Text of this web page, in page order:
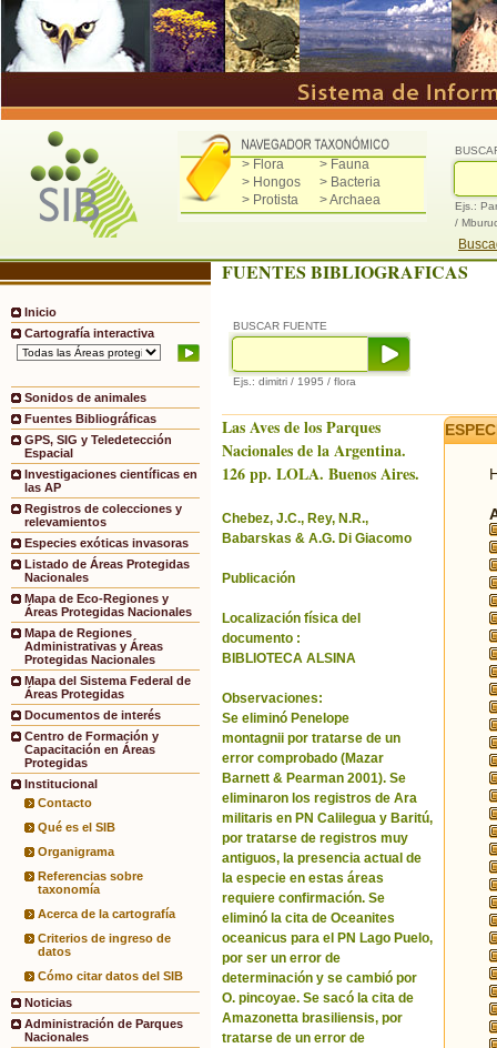
> Flora
> Fauna
> Hongos
> Bacteria
> Protista
> Archaea
Ejs.:
/
Inicio
Cartografía interactiva
Sonidos de animales
Fuentes Bibliográficas
GPS, SIG y Teledetección
Espacial
Investigaciones científicas en
las AP
Registros de colecciones y
relevamientos
Especies exóticas invasoras
Listado de Áreas Protegidas
Nacionales
Mapa de Eco-Regiones y
Áreas Protegidas Nacionales
Mapa de Regiones
Administrativas y Áreas
Protegidas Nacionales
Mapa del Sistema Federal de
Áreas Protegidas
Documentos de interés
Centro de Formación y
Capacitación en Áreas
Protegidas
Institucional
Contacto
Qué es el SIB
Organigrama
Referencias sobre
taxonomía
Acerca de la cartografía
Criterios de ingreso de
datos
Cómo citar datos del SIB
Noticias
Administración de Parques
Nacionales
FUENTES BIBLIOGRAFICAS
BUSCAR FUENTE
Ejs.: dimitri / 1995 / flora
Las Aves de los Parques
Nacionales de la Argentina.
126 pp. LOLA. Buenos Aires.
Chebez, J.C., Rey, N.R.,
Babarskas & A.G. Di Giacomo
Publicación
Localización física del
documento :
BIBLIOTECA ALSINA
Observaciones:
Se eliminó Penelope
montagnii por tratarse de un
error comprobado (Mazar
Barnett & Pearman 2001). Se
eliminaron los registros de Ara
militaris en PN Calilegua y Baritú,
por tratarse de registros muy
antiguos, la presencia actual de
la especie en estas áreas
requiere confirmación. Se
eliminó la cita de Oceanites
oceanicus para el PN Lago Puelo,
por ser un error de
determinación y se cambió por
O. pincoyae. Se sacó la cita de
Amazonetta brasiliensis, por
tratarse de un error de